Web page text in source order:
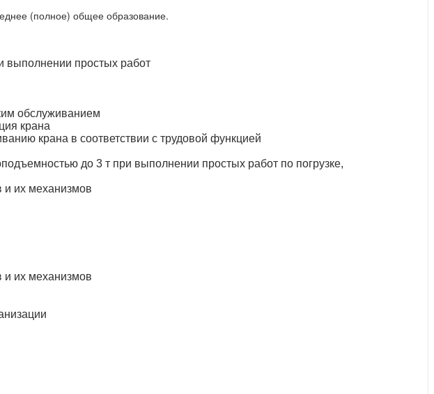
(полное) общее образование.
выполнении простых работ
обслуживанием
крана
крана в соответствии с трудовой функцией
до 3 т при выполнении простых работ по погрузке,
и их механизмов
и их механизмов